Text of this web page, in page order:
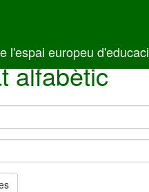
l'espai europeu
alfabètic